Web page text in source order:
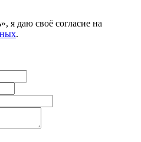
я даю своё согласие на
.